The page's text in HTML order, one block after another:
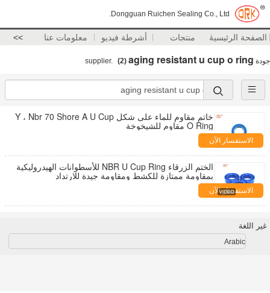
Dongguan Ruichen Sealing Co., Ltd.
الصفحة الرئيسية منتجات أشرطة فيديو معلومات عنا >>
جودة aging resistant u cup o ring
(2)
خاتم مقاوم للماء على شكل Y ، Nbr 70 Shore A U Cup
O Ring مقاوم للشيخوخة
الاستفسار الآن
الختم الزرقاء NBR U Cup Ring للأسطوانات الهيدروليكية
بمقاومة ممتازة للكشط ومقاومة جيدة للارتداد
الاستفسار الآن
غير اللغة
Arabic